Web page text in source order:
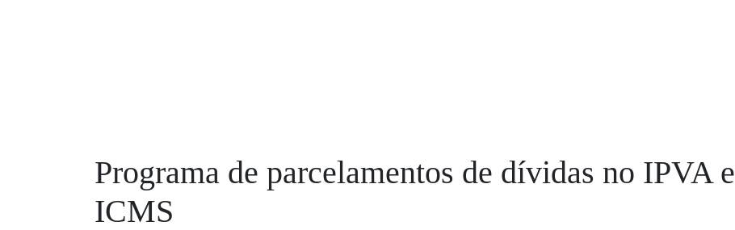
Programa de parcelamentos de dívidas no IPVA e
ICMS